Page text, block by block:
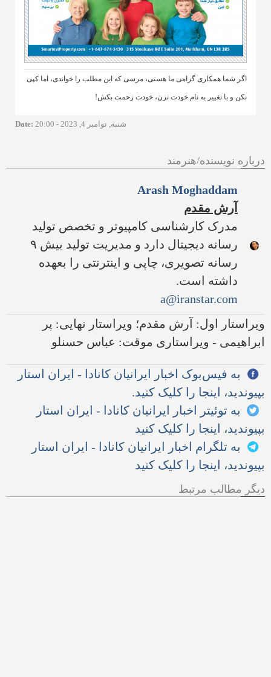
اگر شما همکاری گرامی ما هستی، مرسی که این مطلب را خواندی، اما کپی
نکن و با تغییر به نام خودت نزن، خودت زحمت بکش!
Date: شنبه, نوامبر 4, 2023 - 20:00
درباره نویسنده/هنرمند
Arash Moghaddam
آرش مقدم
مدرک کارشناسی کامپیوتر و تخصص تولید
رسانه دیجیتال دارد و مدیریت تولید بیش ۹
رسانه تصویری، چاپی و اینترنتی را بعهده
داشته است.
a@iranstar.com
ویراستار اول: آرش مقدم؛ ویراستار نهایی: پر
ابراهیمی - ویراستاری موقت: عباس حسنلو
به فیس‌بوک اخبار ایرانیان کانادا - ایران استار
بپیوندید، اینجا را کلیک کنید.
به توئیتر اخبار ایرانیان کانادا - ایران استار
بپیوندید، اینجا را کلیک کنید
به تلگرام اخبار ایرانیان کانادا - ایران استار
بپیوندید، اینجا را کلیک کنید
دیگر مطالب مرتبط